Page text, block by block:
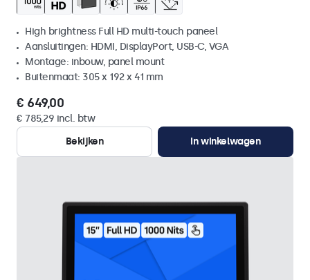
High brightness Full HD multi-touch paneel
Aansluitingen: HDMI, DisplayPort, USB-C, VGA
Montage: inbouw, panel mount
Buitenmaat: 305 x 192 x 41 mm
€ 649,00
€ 785,29 incl. btw
Bekijken
In winkelwagen